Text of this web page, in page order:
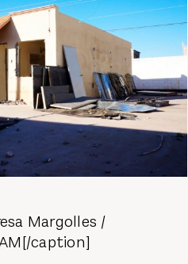
Margolles /
caption]